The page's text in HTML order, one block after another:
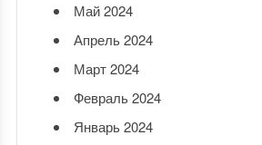
Май 2024
Апрель 2024
Март 2024
Февраль 2024
Январь 2024